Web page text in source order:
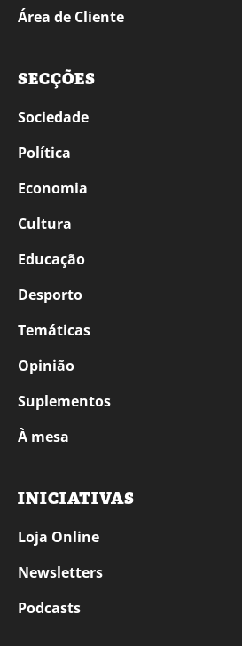
Área de Cliente
SECÇÕES
Sociedade
Política
Economia
Cultura
Educação
Desporto
Temáticas
Opinião
Suplementos
À mesa
INICIATIVAS
Loja Online
Newsletters
Podcasts